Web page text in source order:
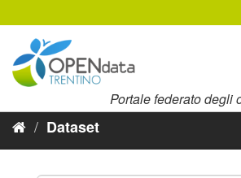
al
contenuto
Portale federato degli
Dataset